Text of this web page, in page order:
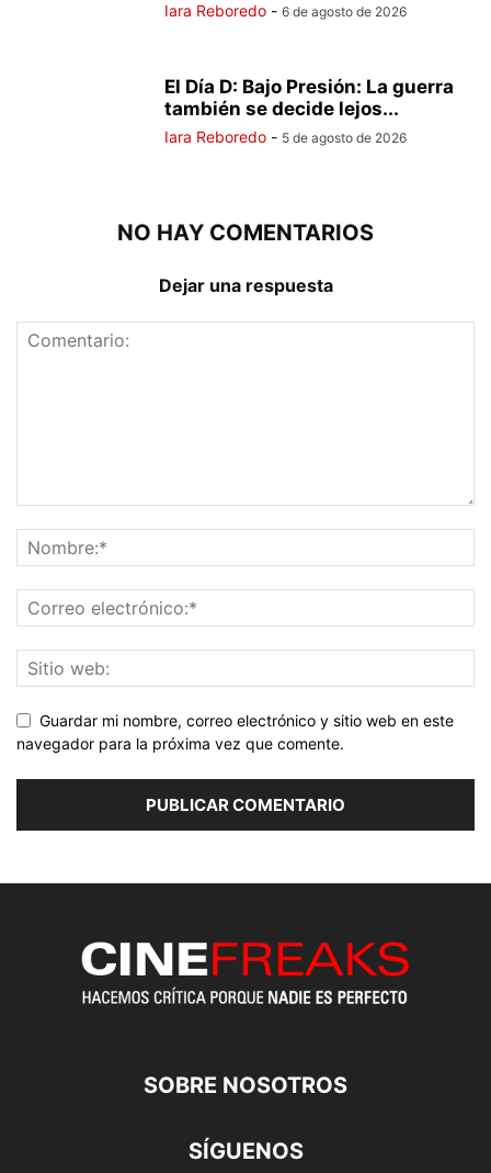
Iara Reboredo - 6 de agosto de 2026
El Día D: Bajo Presión: La guerra
también se decide lejos...
Iara Reboredo - 5 de agosto de 2026
NO HAY COMENTARIOS
Dejar una respuesta
Guardar mi nombre, correo electrónico y sitio web en este
navegador para la próxima vez que comente.
SOBRE NOSOTROS
SÍGUENOS